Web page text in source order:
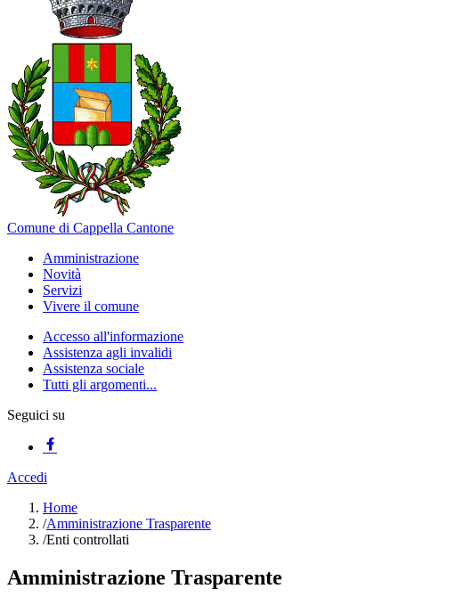
Comune di Cappella Cantone
Amministrazione
Novità
Servizi
Vivere il comune
Accesso all'informazione
Assistenza agli invalidi
Assistenza sociale
Tutti gli argomenti...
Seguici su
Accedi
Home
/Amministrazione Trasparente
/Enti controllati
Amministrazione Trasparente